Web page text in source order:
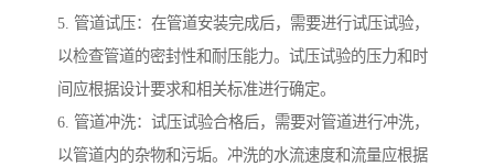
5. 管道试压：在管道安装完成后，需要进行试压试验，
以检查管道的密封性和耐压能力。试压试验的压力和时
间应根据设计要求和相关标准进行确定。
6. 管道冲洗：试压试验合格后，需要对管道进行冲洗，
以管道内的杂物和污垢。冲洗的水流速度和流量应根据